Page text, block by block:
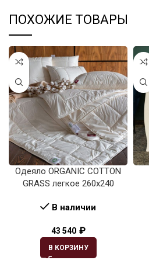
ПОХОЖИЕ ТОВАРЫ
Одеяло ORGANIC COTTON
GRASS легкое 260х240
В наличии
43 540 ₽
В КОРЗИНУ